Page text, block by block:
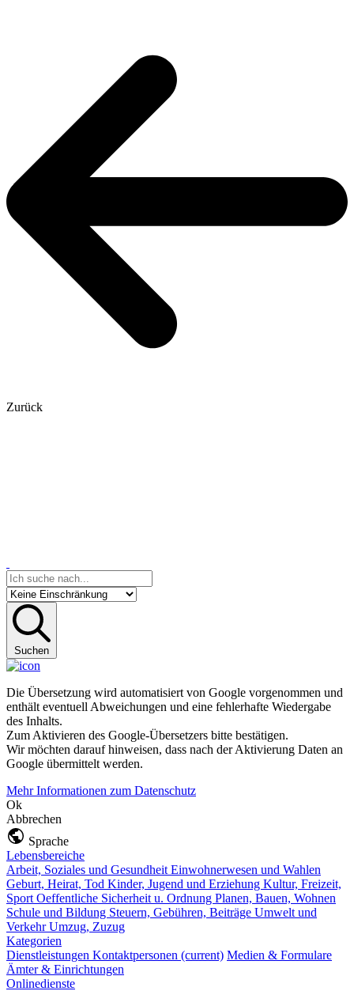
Zurück
Suchen
Die Übersetzung wird automatisiert von Google vorgenommen und
enthält eventuell Abweichungen und eine fehlerhafte Wiedergabe
des Inhalts.
Zum Aktivieren des Google-Übersetzers bitte bestätigen.
Wir möchten darauf hinweisen, dass nach der Aktivierung Daten an
Google übermittelt werden.
Mehr Informationen zum Datenschutz
Ok
Abbrechen
Sprache
Lebensbereiche
Arbeit, Soziales und Gesundheit Einwohnerwesen und Wahlen
Geburt, Heirat, Tod Kinder, Jugend und Erziehung Kultur, Freizeit,
Sport Oeffentliche Sicherheit u. Ordnung Planen, Bauen, Wohnen
Schule und Bildung Steuern, Gebühren, Beiträge Umwelt und
VerkehrUmzug, Zuzug
Kategorien
Dienstleistungen Kontaktpersonen (current) Medien & Formulare
Ämter & Einrichtungen
Onlinedienste